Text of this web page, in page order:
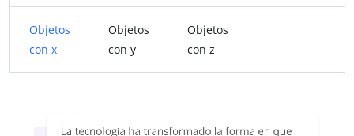
Objetos
con x
Objetos
con y
Objetos
con z